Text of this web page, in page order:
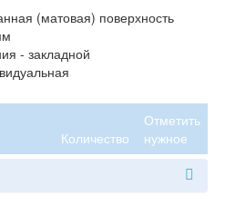
(матовая) поверхность
- закладной
Количество
Отметить
нужное